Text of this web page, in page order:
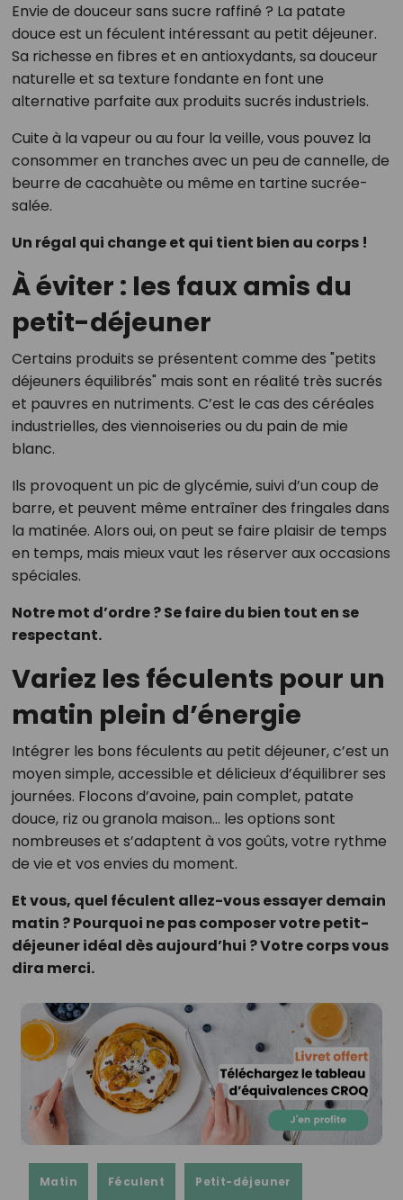
Envie de douceur sans sucre raffiné ? La patate
douce est un féculent intéressant au petit déjeuner.
Sa richesse en fibres et en antioxydants, sa douceur
naturelle et sa texture fondante en font une
alternative parfaite aux produits sucrés industriels.
Cuite à la vapeur ou au four la veille, vous pouvez la
consommer en tranches avec un peu de cannelle, de
beurre de cacahuète ou même en tartine sucrée-
salée.
Un régal qui change et qui tient bien au corps !
À éviter : les faux amis du
petit-déjeuner
Certains produits se présentent comme des "petits
déjeuners équilibrés" mais sont en réalité très sucrés
et pauvres en nutriments. C’est le cas des céréales
industrielles, des viennoiseries ou du pain de mie
blanc.
Ils provoquent un pic de glycémie, suivi d’un coup de
barre, et peuvent même entraîner des fringales dans
la matinée. Alors oui, on peut se faire plaisir de temps
en temps, mais mieux vaut les réserver aux occasions
spéciales.
Notre mot d’ordre ? Se faire du bien tout en se
respectant.
Variez les féculents pour un
matin plein d’énergie
Intégrer les bons féculents au petit déjeuner, c’est un
moyen simple, accessible et délicieux d’équilibrer ses
journées. Flocons d’avoine, pain complet, patate
douce, riz ou granola maison… les options sont
nombreuses et s’adaptent à vos goûts, votre rythme
de vie et vos envies du moment.
Et vous, quel féculent allez-vous essayer demain
matin ? Pourquoi ne pas composer votre petit-
déjeuner idéal dès aujourd’hui ? Votre corps vous
dira merci.
Matin Féculent Petit-déjeuner